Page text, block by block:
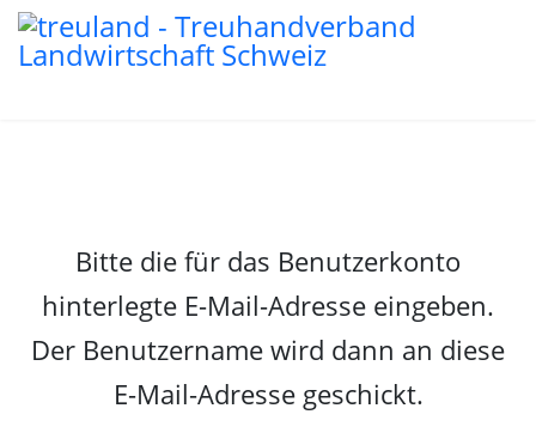
Bitte die für das Benutzerkonto
hinterlegte E-Mail-Adresse eingeben.
Der Benutzername wird dann an diese
E-Mail-Adresse geschickt.